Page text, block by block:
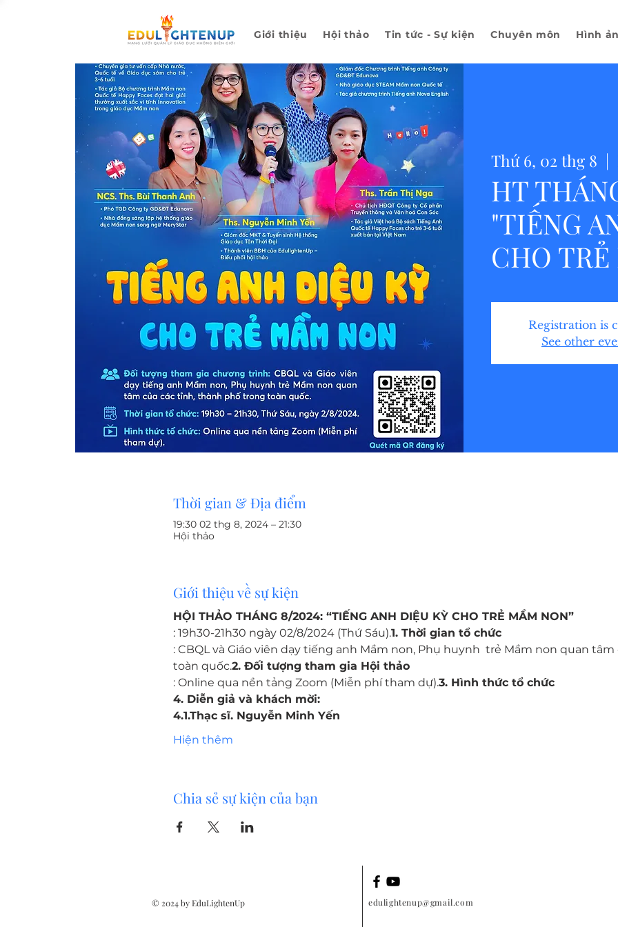
Giới thiệu Hội thảo Tin tức - Sự kiện Chuyên môn Hình
Thứ 6, 02 thg 8
  |
HT
"TIẾNG
CHO
Registration is
See other
Thời gian & Địa điểm
19:30 02 thg 8, 2024 – 21:30
Hội thảo
Giới thiệu về sự kiện
HỘI THẢO THÁNG 8/2024: “TIẾNG ANH DIỆU KỲ CHO TRẺ MẦM NON”
: 19h30-21h30 ngày 02/8/2024 (Thứ Sáu).1. Thời gian tổ chức
: CBQL và Giáo viên dạy tiếng anh Mầm non, Phụ huynh  trẻ Mầm non quan
toàn quốc.2. Đối tượng tham gia Hội thảo
: Online qua nền tảng Zoom (Miễn phí tham dự).3. Hình thức tổ chức
4. Diễn giả và khách mời:
4.1.Thạc sĩ. Nguyễn Minh Yến
Hiện thêm
Chia sẻ sự kiện của bạn
© 2024 by EduLightenUp edulightenup@gmail.com